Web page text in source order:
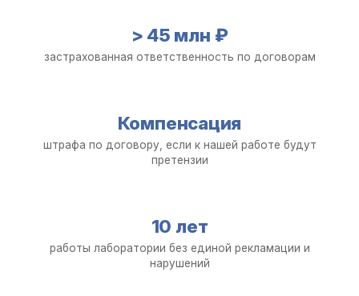
> 45 млн ₽
застрахованная ответственность по договорам
Компенсация
штрафа по договору, если к нашей работе будут
претензии
10 лет
работы лаборатории без единой рекламации и
нарушений